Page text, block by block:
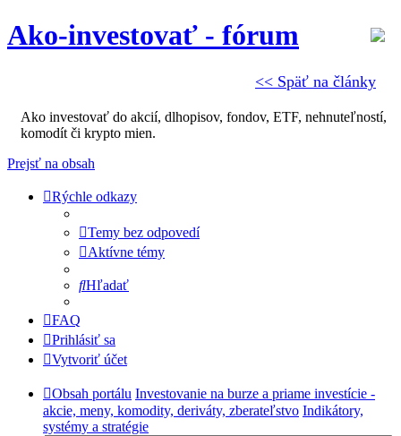
<< Späť na články
Ako-investovať - fórum
Ako investovať do akcií, dlhopisov, fondov, ETF, nehnuteľností,
komodít či krypto mien.
Prejsť na obsah
Rýchle odkazy
Temy bez odpovedí
Aktívne témy
Hľadať
FAQ
Prihlásiť sa
Vytvoriť účet
Obsah portálu Investovanie na burze a priame investície -
akcie, meny, komodity, deriváty, zberateľstvo Indikátory,
systémy a stratégie